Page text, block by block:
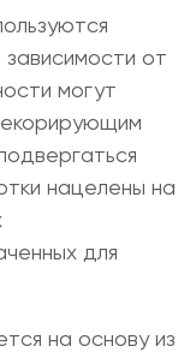
от
могут
нацелены на
для
на основу из